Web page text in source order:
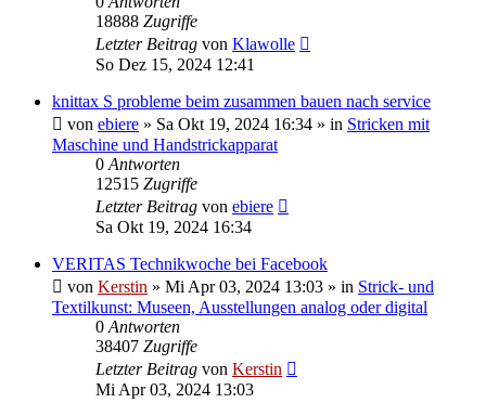
18888 Zugriffe
Letzter Beitrag von Klawolle
So Dez 15, 2024 12:41
knittax S probleme beim zusammen bauen nach service
von ebiere » Sa Okt 19, 2024 16:34 » in Stricken mit
Maschine und Handstrickapparat
0 Antworten
12515 Zugriffe
Letzter Beitrag von ebiere
Sa Okt 19, 2024 16:34
VERITAS Technikwoche bei Facebook
von Kerstin » Mi Apr 03, 2024 13:03 » in Strick- und
Textilkunst: Museen, Ausstellungen analog oder digital
0 Antworten
38407 Zugriffe
Letzter Beitrag von Kerstin
Mi Apr 03, 2024 13:03